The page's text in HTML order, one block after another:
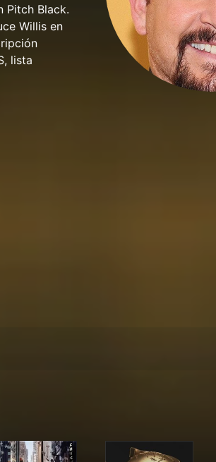
Pitch Black.
Willis en
lista